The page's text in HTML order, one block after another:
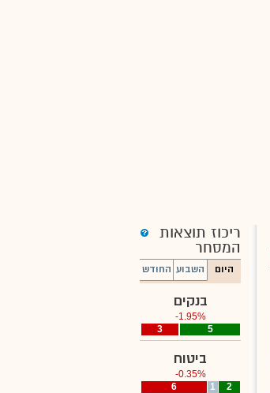
ריכוז תוצאות
המסחר
היום השבוע החודש
בנקים
-1.95%
3
5
ביטוח
-0.35%
6
1 2